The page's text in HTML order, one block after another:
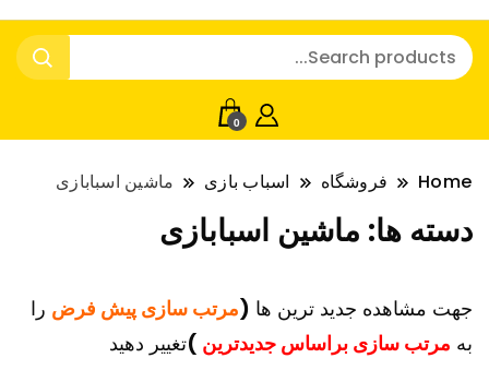
0
Home فروشگاه اسباب بازی ماشین اسبابازی
دسته ها: ماشین اسبابازی
جهت مشاهده جدید ترین ها (مرتب سازی پیش فرض را
به مرتب سازی براساس جدیدترین )تغییر دهید